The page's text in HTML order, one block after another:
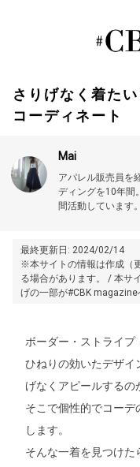
さりげなく着た
コーディネート
Mai
アパレル販売員を
ディングを10年間
間活動しています。
最終更新日: 2024/02/14
※本サイトの情報は作成（
る場合があります。 / 本サ
げの一部が#CBK magazine
ボーダー・ストライプ
ひねりの効いたデザイ
げなくアピールするの
そこで個性的でコーデ
します。
そんな一着を見つけた